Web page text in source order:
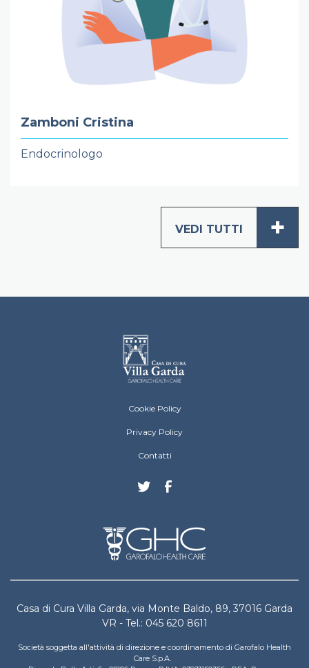
Zamboni Cristina
Endocrinologo
VEDI TUTTI +
Villa Garda Footer menu
Cookie Policy
Privacy Policy
Contatti
Casa di Cura Villa Garda, via Monte Baldo, 89, 37016 Garda
VR - Tel.: 045 620 8611
Società soggetta all'attività di direzione e coordinamento di Garofalo Health
Care S.p.A.